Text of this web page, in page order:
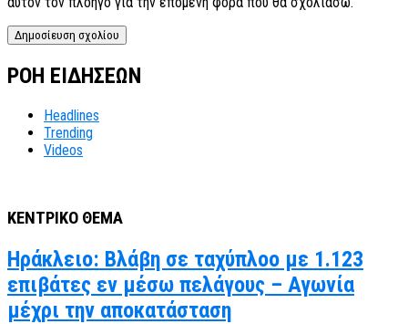
ΡΟΗ ΕΙΔΗΣΕΩΝ
Headlines
Trending
Videos
ΚΕΝΤΡΙΚΟ ΘΕΜΑ
Ηράκλειο: Βλάβη σε ταχύπλοο με 1.123
επιβάτες εν μέσω πελάγους – Αγωνία
μέχρι την αποκατάσταση